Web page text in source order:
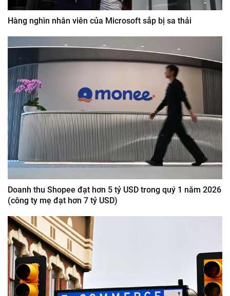
Hàng nghìn nhân viên của Microsoft sắp bị sa thải
Doanh thu Shopee đạt hơn 5 tỷ USD trong quý 1 năm 2026
(công ty mẹ đạt hơn 7 tỷ USD)